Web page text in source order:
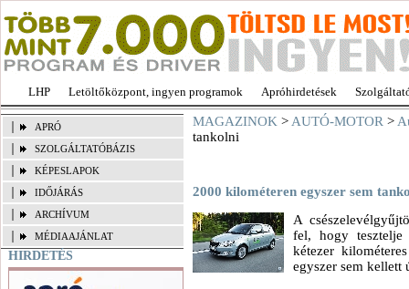
LHP Letöltőközpont, ingyen programok Apróhirdetések
APRÓ
SZOLGÁLTATÓBÁZIS
KÉPESLAPOK
IDŐJÁRÁS
ARCHÍVUM
MÉDIAAJÁNLAT
HIRDETÉS
MAGAZINOK > AUTÓ-MOTOR >
tankolni
2000 kilométeren egyszer sem
A
fel, hogy tesztelje
kétezer
egyszer sem kellett